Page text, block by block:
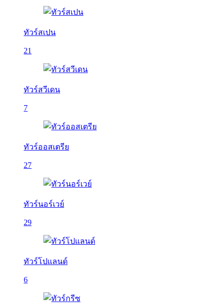
ทัวร์สเปน
21
ทัวร์สวีเดน
7
ทัวร์ออสเตรีย
27
ทัวร์นอร์เวย์
29
ทัวร์โปแลนด์
6